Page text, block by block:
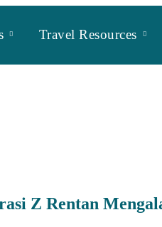
Travel Resources
Z Rentan